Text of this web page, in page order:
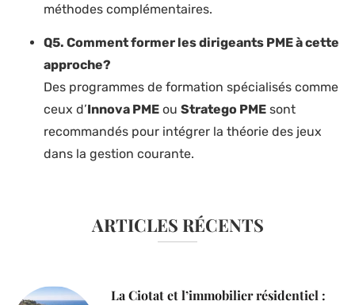
méthodes complémentaires.
Q5. Comment former les dirigeants PME à cette
approche?
Des programmes de formation spécialisés comme
ceux d’Innova PME ou Stratego PME sont
recommandés pour intégrer la théorie des jeux
dans la gestion courante.
ARTICLES RÉCENTS
La Ciotat et l’immobilier résidentiel :